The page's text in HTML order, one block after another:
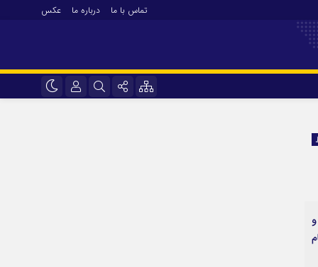
تماس با ما درباره ما عکس
۸ میلیون و